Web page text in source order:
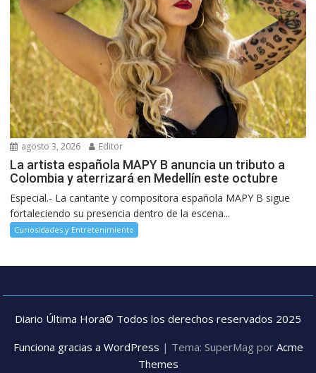
agosto 3, 2026 Editor
La artista española MAPY B anuncia un tributo a
Colombia y aterrizará en Medellín este octubre
Especial.- La cantante y compositora española MAPY B sigue
fortaleciendo su presencia dentro de la escena...
Curiosidades y Entretenimiento
Diario Última Hora© Todos los derechos reservados 2025
Funciona gracias a WordPress | Tema: SuperMag por Acme
Themes